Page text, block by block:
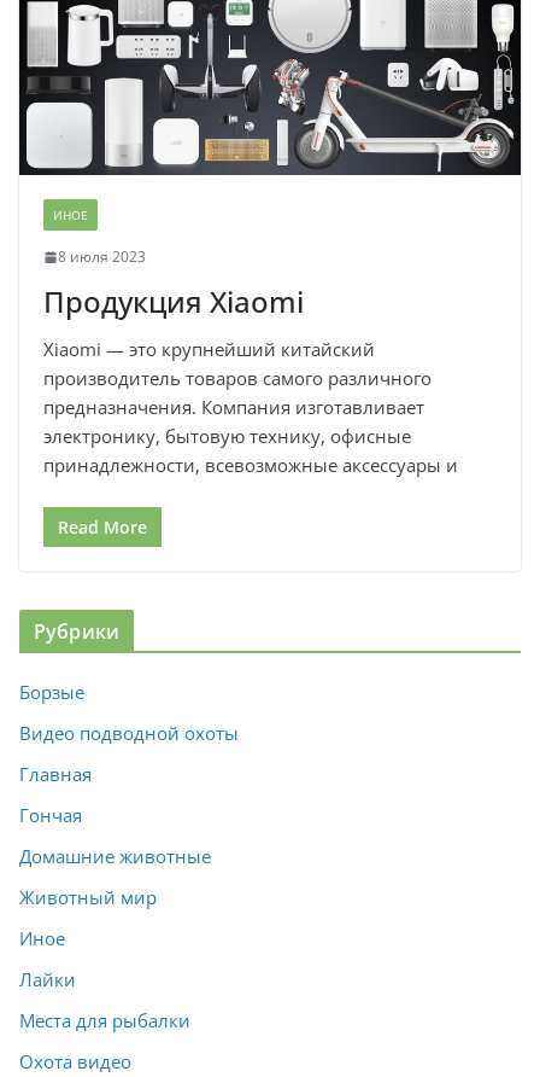
ИНОЕ
8 июля 2023
Продукция Xiaomi
Xiaomi — это крупнейший китайский
производитель товаров самого различного
предназначения. Компания изготавливает
электронику, бытовую технику, офисные
принадлежности, всевозможные аксессуары и
Read More
Рубрики
Борзые
Видео подводной охоты
Главная
Гончая
Домашние животные
Животный мир
Иное
Лайки
Места для рыбалки
Охота видео